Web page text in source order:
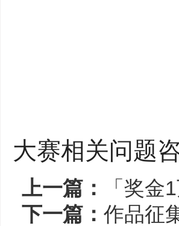
大赛相关问题
上一篇：
「奖
下一篇： 作品征